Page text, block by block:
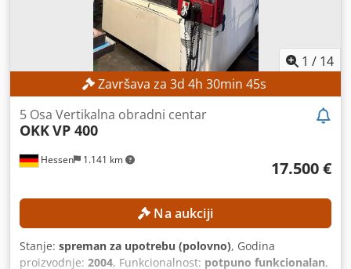
1 / 14
Završava za 3d 4h 30min 43s
Hessen 1.141 km
5 Osa Vertikalna obradni centar
OKKVP 400
17.500 €
Na aukciji
Stanje: spreman za upotrebu (polovno), Godina
proizvodnje: 2004, Funkcionalnost: potpuno funkcionalan,